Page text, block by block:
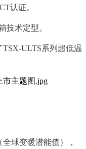
认证。
术定型。
ULTS系列超低温
球变暖潜能值），